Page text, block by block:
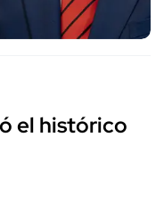
el histórico